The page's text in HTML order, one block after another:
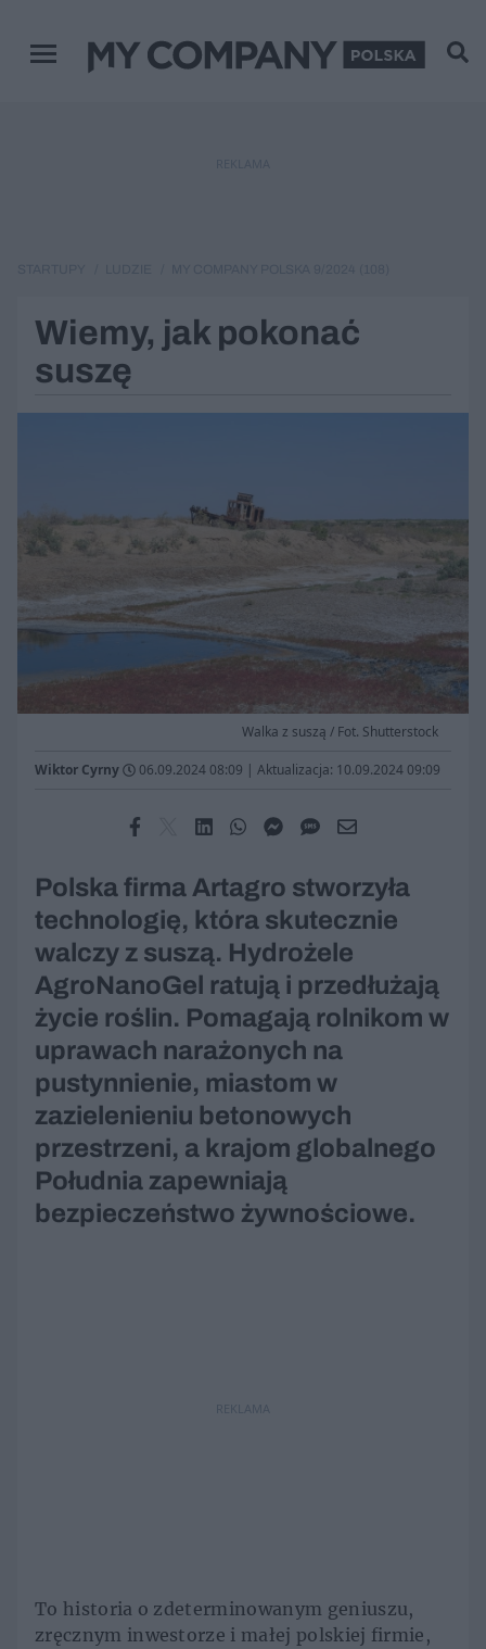
Menu główne
Wiemy, jak pokonać
suszę
Walka z suszą / Fot. Shutterstock
Wiktor Cyrny 06.09.2024 08:09 | Aktualizacja: 10.09.2024 09:09
Polska firma Artagro stworzyła
technologię, która skutecznie
walczy z suszą. Hydrożele
AgroNanoGel ratują i przedłużają
życie roślin. Pomagają rolnikom w
uprawach narażonych na
pustynnienie, miastom w
zazielenieniu betonowych
przestrzeni, a krajom globalnego
Południa zapewniają
bezpieczeństwo żywnościowe.
REKLAMA
To historia o zdeterminowanym geniuszu,
zręcznym inwestorze i małej polskiej firmie,